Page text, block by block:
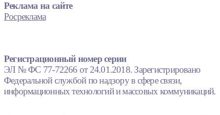
Реклама на сайте
Росреклама
Регистрационный номер серии
ЭЛ № ФС 77-72266 от 24.01.2018. Зарегистрировано
Федеральной службой по надзору в сфере связи,
информационных технологий и массовых коммуникаций.